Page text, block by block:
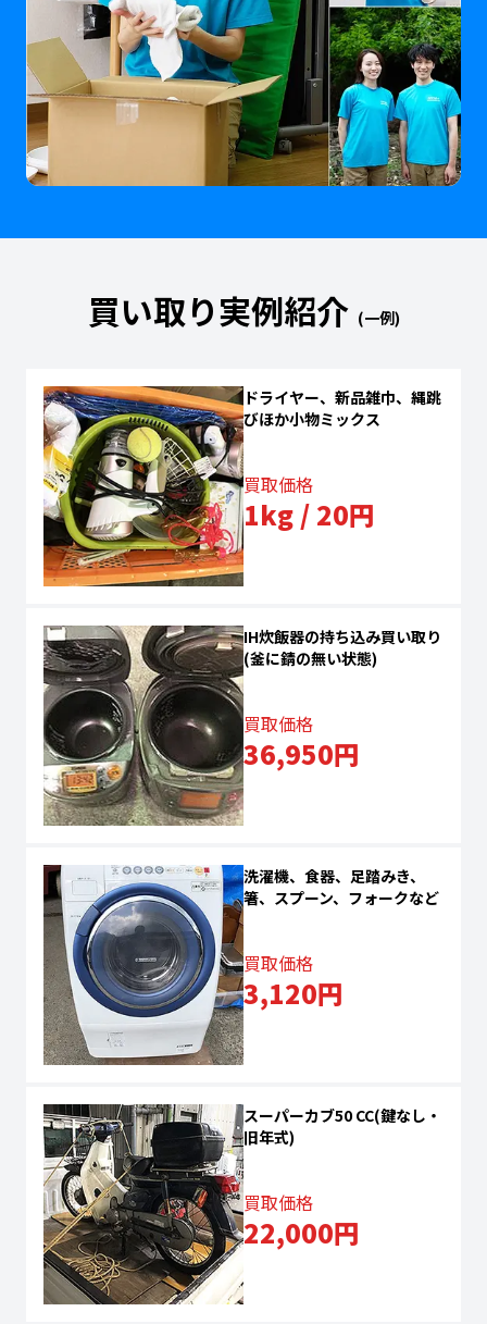
買い取り実例紹介 (一例)
ドライヤー、新品雑巾、縄跳
びほか小物ミックス
買取価格
1kg / 20円
IH炊飯器の持ち込み買い取り
(釜に錆の無い状態)
買取価格
36,950円
洗濯機、食器、足踏みき、
箸、スプーン、フォークなど
買取価格
3,120円
スーパーカブ50 CC(鍵なし・
旧年式)
買取価格
22,000円